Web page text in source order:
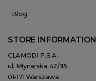
Blog
STORE INFORMATION
CLAMODI P.S.A.
ul. Młynarska 42/115
01-171 Warszawa